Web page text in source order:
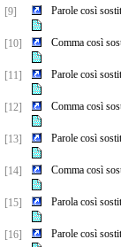
[9]
Parole così
[10] Comma così
[11] Parole così
[12] Comma così
[13] Parole così
[14] Comma così
[15] Parola così
[16] Parole così